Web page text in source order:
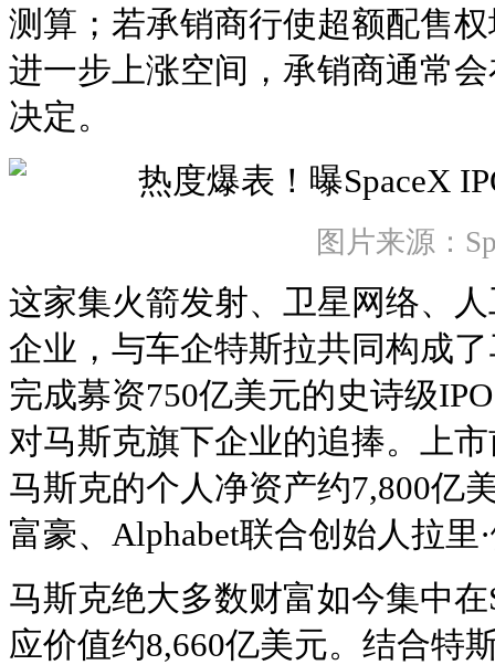
测算；若承销商行使超额配售
进一步上涨空间，承销商通常
决定。
图片来源：
这家集火箭发射、卫星网络、
企业，与车企特斯拉共同构成
完成募资750亿美元的史诗级
对马斯克旗下企业的追捧。上
马斯克的个人净资产约7,800亿
富豪、Alphabet联合创始人拉里
马斯克绝大多数财富如今集中
应价值约8,660亿美元。结合特